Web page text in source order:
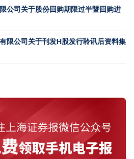
公司关于股份回购期限过半暨回购进
限公司关于刊发H股发行聆讯后资料集